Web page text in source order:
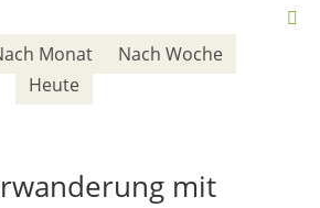
Monat
Nach Woche
Heute
mit